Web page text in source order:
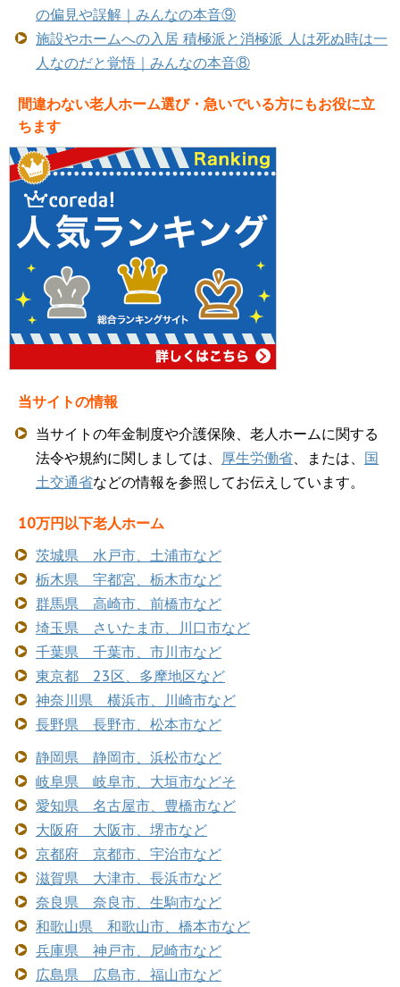
の偏見や誤解｜みんなの本音⑨
施設やホームへの入居 積極派と消極派 人は死ぬ時は一
人なのだと覚悟｜みんなの本音⑧
間違わない老人ホーム選び・急いでいる方にもお役に立
ちます
当サイトの情報
当サイトの年金制度や介護保険、老人ホームに関する
法令や規約に関しましては、 厚生労働省 、または、 国
土交通省などの情報を参照してお伝えしています。
10万円以下老人ホーム
茨城県 水戸市、土浦市など
栃木県 宇都宮、栃木市など
群馬県 高崎市、前橋市など
埼玉県 さいたま市、川口市など
千葉県 千葉市、市川市など
東京都 23区、多摩地区など
神奈川県 横浜市、川崎市など
長野県 長野市、松本市など
静岡県 静岡市、浜松市など
岐阜県 岐阜市、大垣市などそ
愛知県 名古屋市、豊橋市など
大阪府 大阪市、堺市など
京都府 京都市、宇治市など
滋賀県 大津市、長浜市など
奈良県 奈良市、生駒市など
和歌山県 和歌山市、橋本市など
兵庫県 神戸市、尼崎市など
広島県 広島市、福山市など